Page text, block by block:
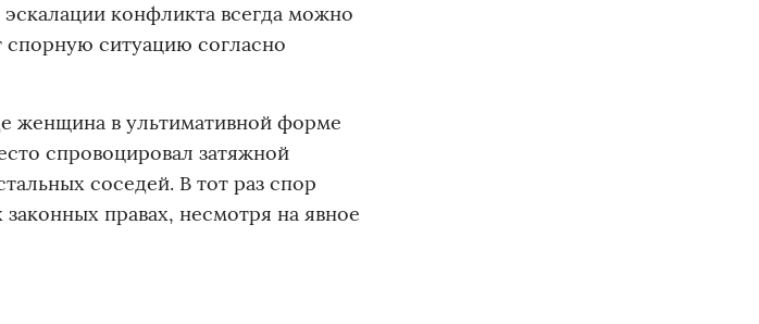
конфликта всегда можно
спорную ситуацию согласно
женщина в ультимативной форме
спровоцировал затяжной
соседей. В тот раз спор
правах, несмотря на явное